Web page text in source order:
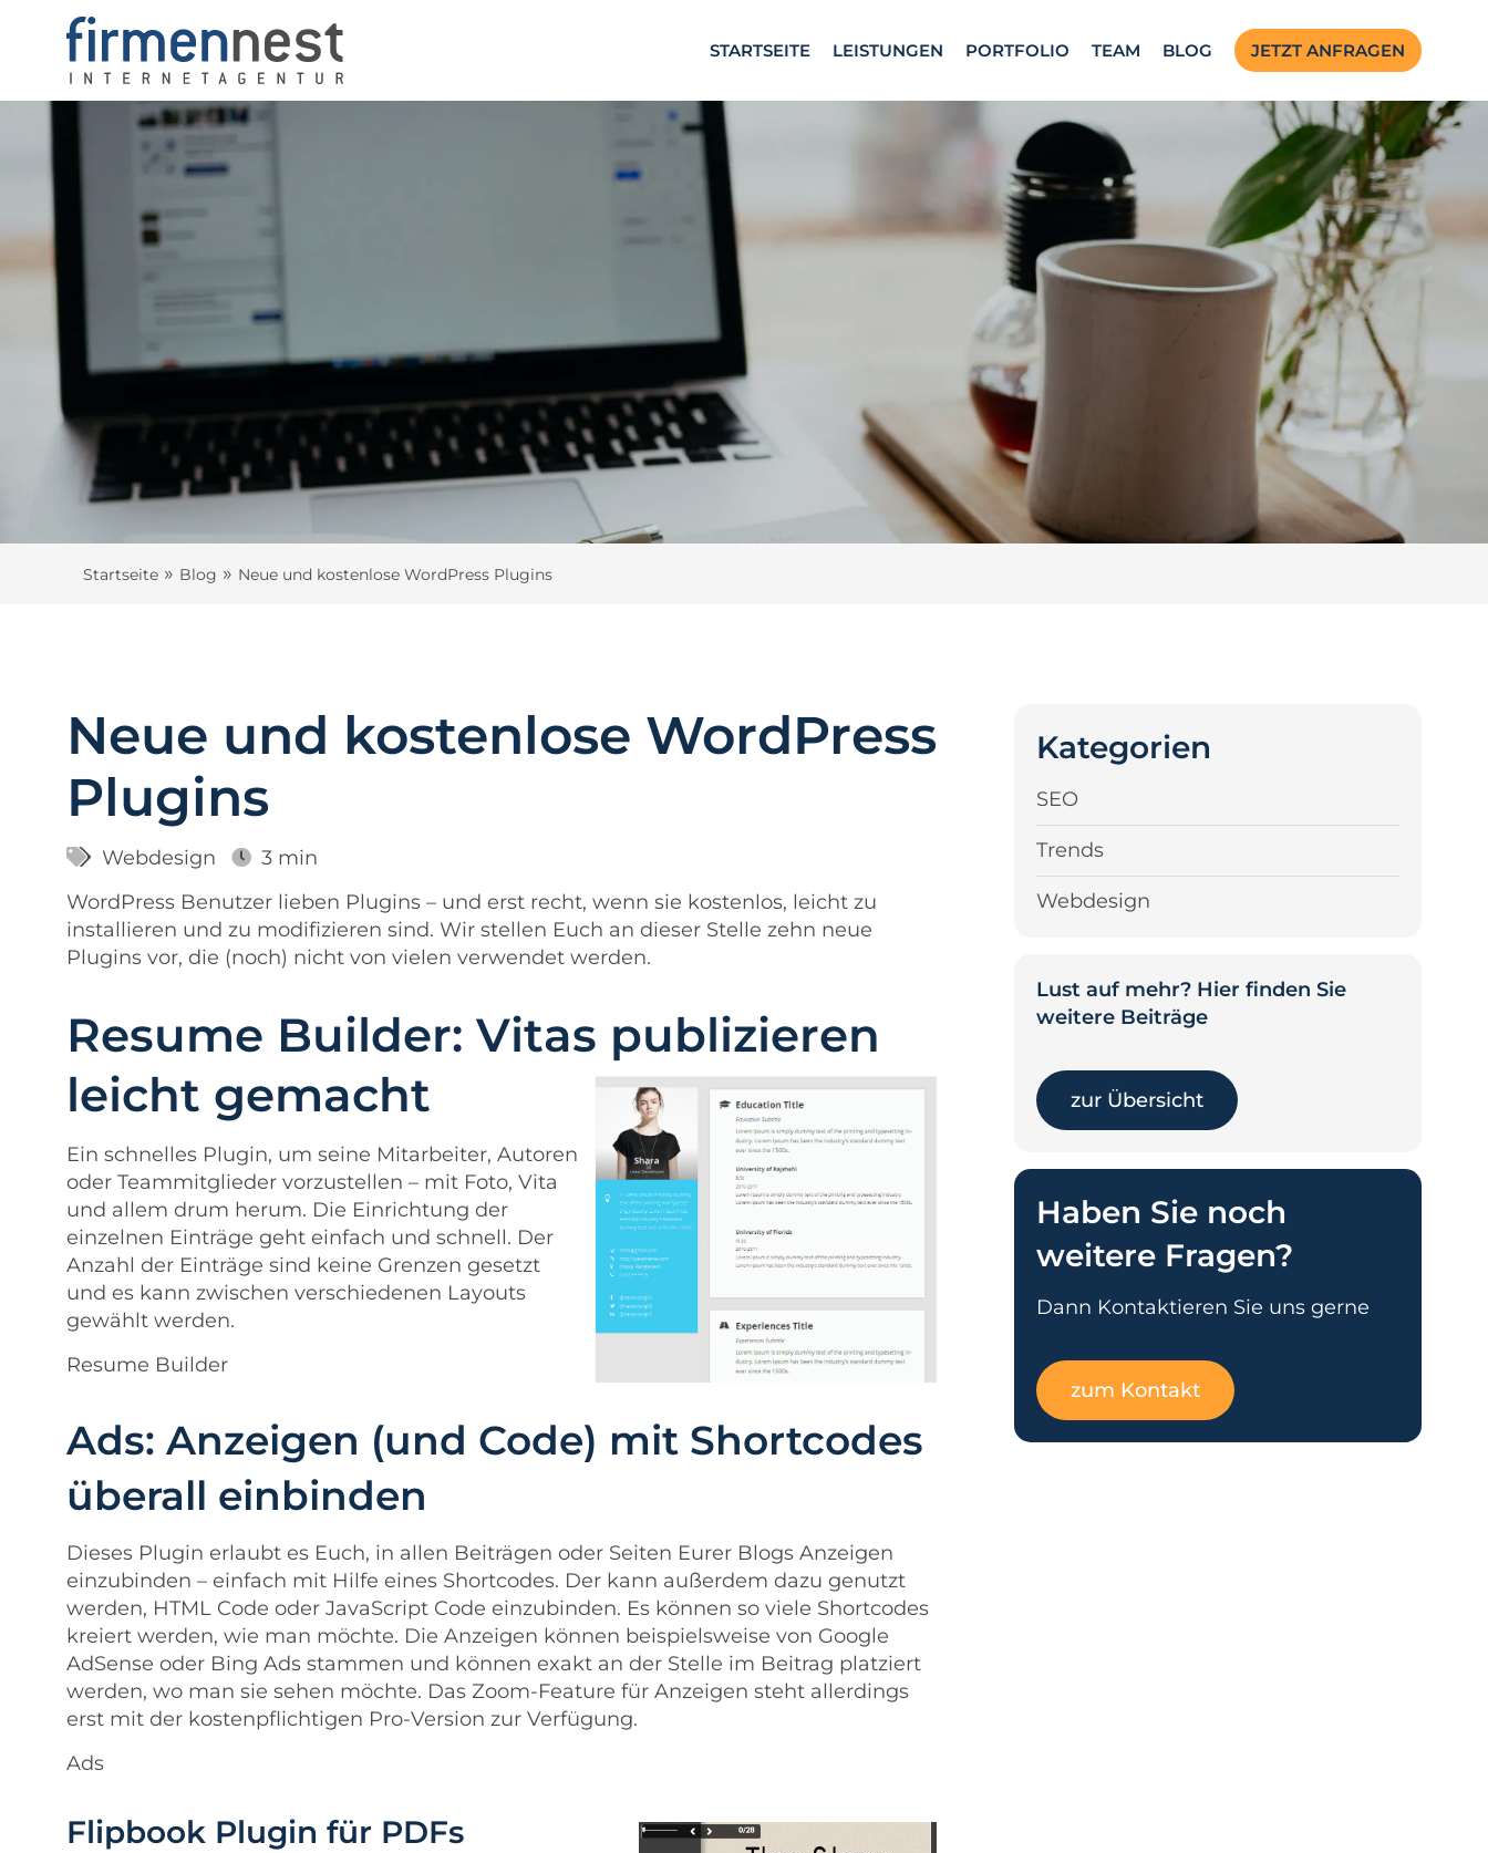
STARTSEITE LEISTUNGEN PORTFOLIO TEAM BLOG JETZT ANFRAGEN
Startseite » Blog » Neue und kostenlose WordPress Plugins
Neue und kostenlose WordPress
Plugins
Webdesign
3 min
WordPress Benutzer lieben Plugins – und erst recht, wenn sie kostenlos, leicht zu
installieren und zu modifizieren sind. Wir stellen Euch an dieser Stelle zehn neue
Plugins vor, die (noch) nicht von vielen verwendet werden.
Resume Builder: Vitas publizieren
leicht gemacht
Ein schnelles Plugin, um seine Mitarbeiter, Autoren
oder Teammitglieder vorzustellen – mit Foto, Vita
und allem drum herum. Die Einrichtung der
einzelnen Einträge geht einfach und schnell. Der
Anzahl der Einträge sind keine Grenzen gesetzt
und es kann zwischen verschiedenen Layouts
gewählt werden.
Resume Builder
Ads: Anzeigen (und Code) mit Shortcodes
überall einbinden
Dieses Plugin erlaubt es Euch, in allen Beiträgen oder Seiten Eurer Blogs Anzeigen
einzubinden – einfach mit Hilfe eines Shortcodes. Der kann außerdem dazu genutzt
werden, HTML Code oder JavaScript Code einzubinden. Es können so viele Shortcodes
kreiert werden, wie man möchte. Die Anzeigen können beispielsweise von Google
AdSense oder Bing Ads stammen und können exakt an der Stelle im Beitrag platziert
werden, wo man sie sehen möchte. Das Zoom-Feature für Anzeigen steht allerdings
erst mit der kostenpflichtigen Pro-Version zur Verfügung.
Ads
Flipbook Plugin für PDFs
Kategorien
SEO
Trends
Webdesign
Lust auf mehr? Hier finden Sie
weitere Beiträge
zur Übersicht
Haben Sie noch
weitere Fragen?
Dann Kontaktieren Sie uns gerne
zum Kontakt